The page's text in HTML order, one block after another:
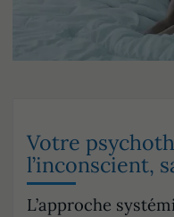
Votre
l’inconscient,
L’approche